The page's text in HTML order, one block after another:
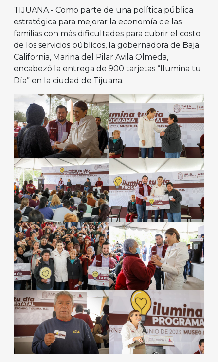
TIJUANA.- Como parte de una política pública
estratégica para mejorar la economía de las
familias con más dificultades para cubrir el costo
de los servicios públicos, la gobernadora de Baja
California, Marina del Pilar Avila Olmeda,
encabezó la entrega de 900 tarjetas “Ilumina tu
Día” en la ciudad de Tijuana.